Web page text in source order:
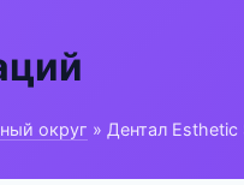
округ » Дентал Esthetic